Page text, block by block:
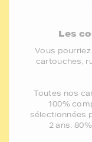
Les
Vous
cartouches,
Toutes nos
100%
sélectionnées
2 ans.